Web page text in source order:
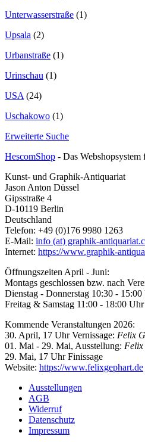
Unterwasserstraße (1)
Upsala (2)
Urbanstraße (1)
Urinschau (1)
USA (24)
Uschakowo (1)
Erweiterte Suche
HescomShop - Das
Kunst- und Graphik-Antiquariat
Jason Anton Düssel
Gipsstraße 4
D-10119 Berlin
Deutschland
Telefon: +49 (0)176 9980 1263
E-Mail: info (at) graphik-
Internet: https://www.graphik-
Öffnungszeiten April - Juni:
Montags geschlossen bzw. nach
Dienstag - Donnerstag 10:30 - 15:00
Freitag & Samstag 11:00 - 18:00 Uhr
Kommende Veranstaltungen 2026:
30. April, 17 Uhr Vernissage: Felix
01. Mai - 29. Mai, Ausstellung:
29. Mai, 17 Uhr Finissage
Website: https://www.felixgephart.de
Ausstellungen
AGB
Widerruf
Datenschutz
Impressum